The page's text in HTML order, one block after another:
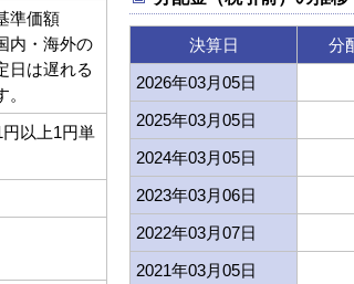
準価額
内・海外の
日は遅れる
以上1円単
決算日 分
2026年03月05日
2025年03月05日
2024年03月05日
2023年03月06日
2022年03月07日
2021年03月05日